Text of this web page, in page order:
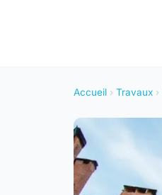
Accueil › Travaux ›